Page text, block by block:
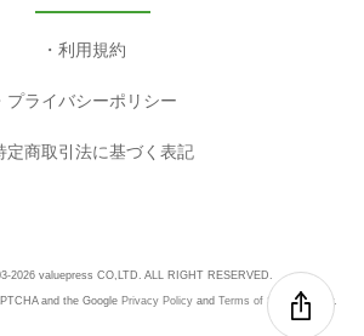
利用規約
プライバシーポリシー
定商取引法に基づく表記
2026 valuepress CO,LTD. ALL RIGHT RESERVED.
and the Google Privacy Policyand Terms of Serviceapply.